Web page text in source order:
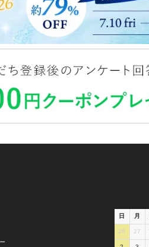
日 月
26 27